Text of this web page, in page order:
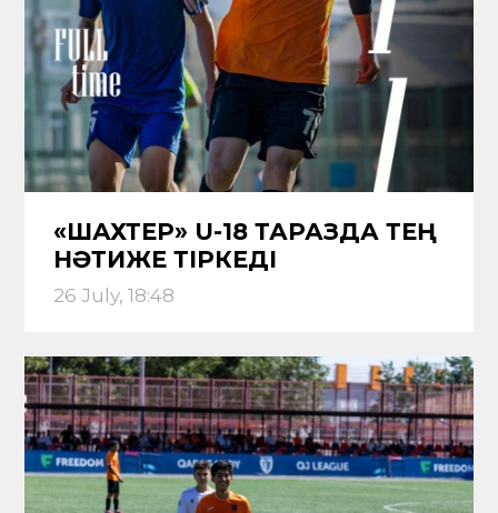
«ШАХТЕР» U-18 ТАРАЗДА ТЕҢ
НӘТИЖЕ ТІРКЕДІ
26 July, 18:48